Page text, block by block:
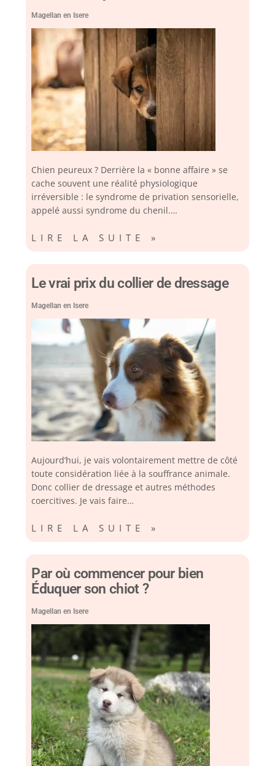
Magellan en Isere
Chien peureux ? Derrière la « bonne affaire » se
cache souvent une réalité physiologique
irréversible : le syndrome de privation sensorielle,
appelé aussi syndrome du chenil.…
LIRE LA SUITE »
Le vrai prix du collier de dressage
Magellan en Isere
Aujourd’hui, je vais volontairement mettre de côté
toute considération liée à la souffrance animale.
Donc collier de dressage et autres méthodes
coercitives. Je vais faire…
LIRE LA SUITE »
Par où commencer pour bien
Éduquer son chiot ?
Magellan en Isere